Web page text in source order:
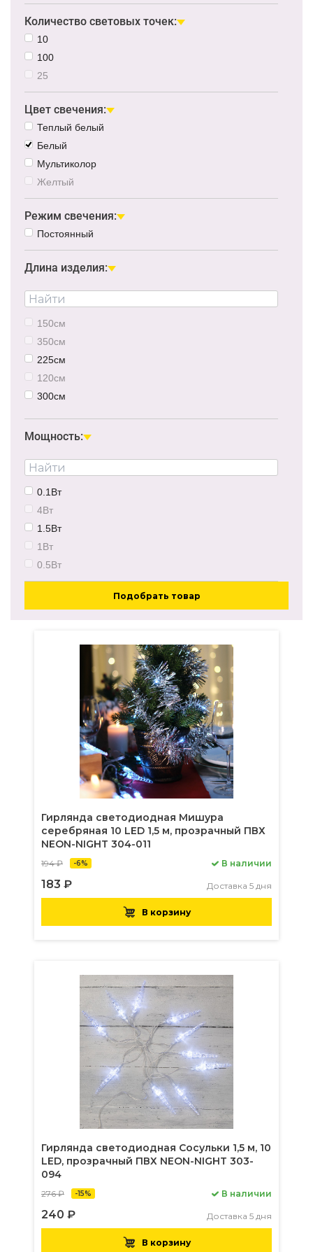
Количество световых точек:
10
100
25
Цвет свечения:
Теплый белый
Белый
Мультиколор
Желтый
Режим свечения:
Постоянный
Длина изделия:
150см
350см
225см
120см
300см
Мощность:
0.1Вт
4Вт
1.5Вт
1Вт
0.5Вт
Подобрать товар
Гирлянда светодиодная Мишура
серебряная 10 LED 1,5 м, прозрачный ПВХ
NEON-NIGHT 304-011
194 ₽ -6%
183 ₽
В наличии
Доставка 5 дня
В корзину
Гирлянда светодиодная Сосульки 1,5 м, 10
LED, прозрачный ПВХ NEON-NIGHT 303-
094
276 ₽ -15%
240 ₽
В наличии
Доставка 5 дня
В корзину